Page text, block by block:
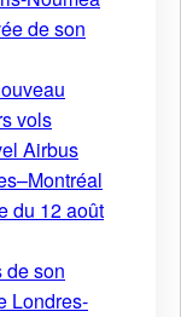
de son
vols
Airbus
du 12 août
de son
Londres-